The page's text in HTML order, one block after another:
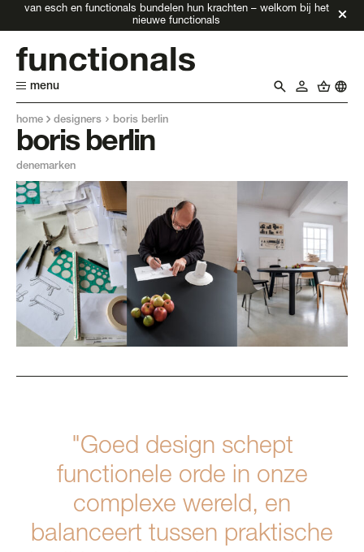
van esch en functionals bundelen hun krachten – welkom bij het
nieuwe functionals
menu
home designers boris berlin
boris berlin
denemarken
"Goed design schept
functionele orde in onze
complexe wereld, en
balanceert tussen praktische